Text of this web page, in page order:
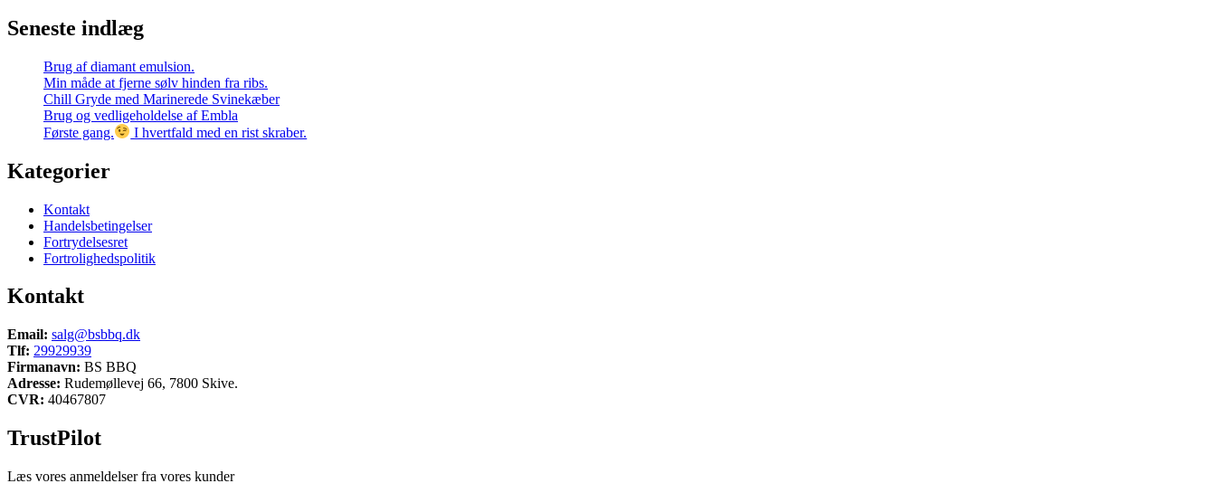
Seneste indlæg
Brug af diamant emulsion.
Min måde at fjerne sølv hinden fra ribs.
Chill Gryde med Marinerede Svinekæber
Brug og vedligeholdelse af Embla
Første gang.
I hvertfald med en rist skraber.
Kategorier
Kontakt
Handelsbetingelser
Fortrydelsesret
Fortrolighedspolitik
Kontakt
Email: salg@bsbbq.dk
Tlf: 29929939
Firmanavn: BS BBQ
Adresse: Rudemøllevej 66, 7800 Skive.
CVR: 40467807
TrustPilot
Læs vores anmeldelser fra vores kunder